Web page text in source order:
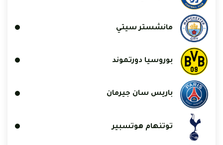
مانشستر سيتي
بوروسيا دورتموند
باريس سان جيرمان
توتنهام هوتسبير